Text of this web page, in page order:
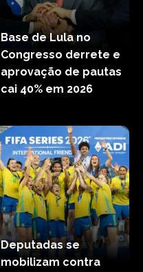
Base de Lula no
Congresso derrete e
aprovação de pautas
cai 40% em 2026
Deputadas se
mobilizam contra